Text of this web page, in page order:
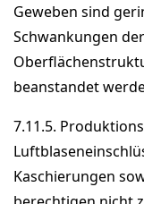
Geweben sind
Schwankungen
beanstandet
7.11.5.
Kaschierungen